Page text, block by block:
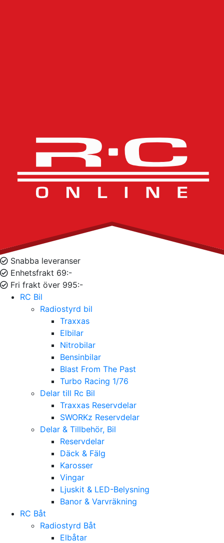
Snabba leveranser
Enhetsfrakt 69:-
Fri frakt över 995:-
RC Bil
Radiostyrd bil
Traxxas
Elbilar
Nitrobilar
Bensinbilar
Blast From The Past
Turbo Racing 1/76
Delar till Rc Bil
Traxxas Reservdelar
SWORKz Reservdelar
Delar & Tillbehör, Bil
Reservdelar
Däck & Fälg
Karosser
Vingar
Ljuskit & LED-Belysning
Banor & Varvräkning
RC Båt
Radiostyrd Båt
Elbåtar